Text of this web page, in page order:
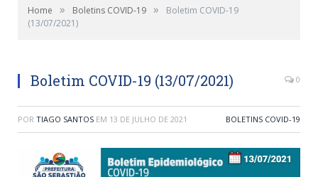
Home » Boletins COVID-19 »
Boletim COVID-19
(13/07/2021)
Boletim COVID-19 (13/07/2021) 0
POR TIAGO SANTOS EM 13 DE JULHO DE 2021 BOLETINS COVID-19